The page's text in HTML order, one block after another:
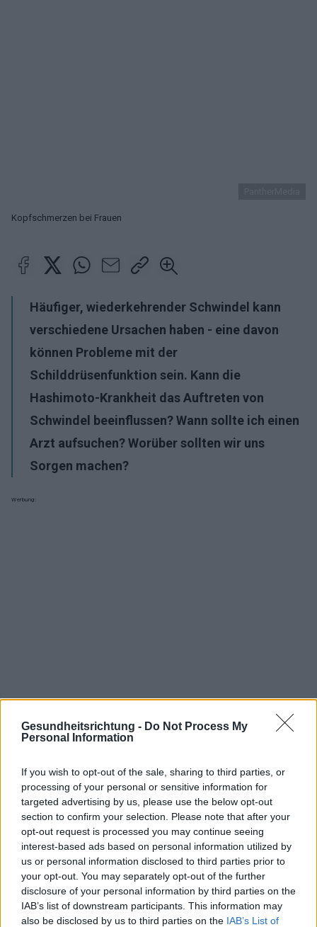
Gesundheitsrichtung - Do Not Process My
Personal Information
If you wish to opt-out of the sale, sharing to third parties, or
processing of your personal or sensitive information for
targeted advertising by us, please use the below opt-out
section to confirm your selection. Please note that after your
opt-out request is processed you may continue seeing
interest-based ads based on personal information utilized by
us or personal information disclosed to third parties prior to
your opt-out. You may separately opt-out of the further
disclosure of your personal information by third parties on the
IAB’s list of downstream participants. This information may
also be disclosed by us to third parties on the IAB’s List of
Kopfschmerzen bei Frauen
Häufiger, wiederkehrender Schwindel kann
verschiedene Ursachen haben - eine davon
können Probleme mit der
Schilddrüsenfunktion sein. Kann die
Hashimoto-Krankheit das Auftreten von
Schwindel beeinflussen? Wann sollte ich einen
Arzt aufsuchen? Worüber sollten wir uns
Sorgen machen?
Werbung:
Möchten Sie auf dem Laufenden bleiben?
Folgen Sie uns auf
Googl
News
ZUGEHÖRIG
Themen Ein gefühl von schwindel im kopf
Hormonelle veränderungen Kopf Schilddrüse